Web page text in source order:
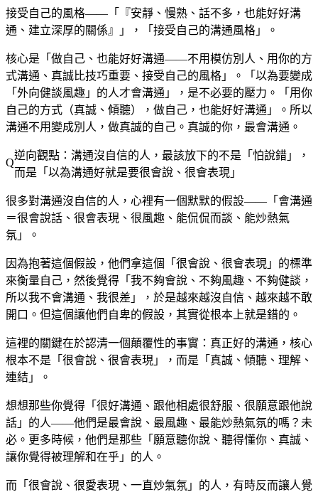
接受自己的風格——「『安靜、慢熟、話不多，也能好好溝
通、建立深厚的關係』」，「接受自己的溝通風格」。
核心是「做自己、也能好好溝通——不用模仿別人、用你的方
式溝通、真誠比技巧重要、接受自己的風格」。「以為要變成
「外向健談風趣」的人才會溝通」，是不必要的壓力。「用你
自己的方式（真誠、傾聽），做自己，也能好好溝通」。所以
溝通不用變成別人，做真誠的自己。真誠的你，最會溝通。
逆向觀點：溝通沒自信的人，最該放下的不是「怕說錯」，
而是「以為溝通好就是要很會說、很會表現」
很多對溝通沒自信的人，心裡有一個默默的假設——「會溝通
＝很會說話、很會表現、很風趣、能侃侃而談、能炒熱氣
氛」。
因為抱著這個假設，他們拿這個「很會說、很會表現」的標準
來衡量自己，然後覺得「我不夠會說、不夠風趣、不夠健談，
所以我不會溝通、我很差」，於是越來越沒自信、越來越不敢
開口。但這個讓他們自卑的假設，其實從根本上就是錯的。
這裡的關鍵在於認清一個顛覆性的事實：真正好的溝通，核心
根本不是「很會說、很會表現」，而是「真誠、傾聽、理解、
連結」。
想想那些你覺得「很好溝通、跟他相處很舒服、很願意跟他說
話」的人——他們是最會說、最風趣、最能炒熱氣氛的嗎？未
必。更多時候，他們是那些「願意聽你說、聽得懂你、真誠、
讓你覺得被理解和在乎」的人。
而「很會說、很愛表現、一直炒氣氛」的人，有時反而讓人覺